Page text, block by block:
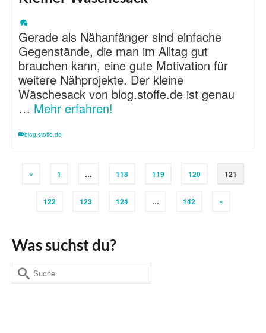
Gerade als Nähanfänger sind einfache
Gegenstände, die man im Alltag gut
brauchen kann, eine gute Motivation für
weitere Nähprojekte. Der kleine
Wäschesack von blog.stoffe.de ist genau
… Mehr erfahren!
blog.stoffe.de
« 1 … 118 119 120 121
122 123 124 … 142 »
Was suchst du?
Suche
nach: